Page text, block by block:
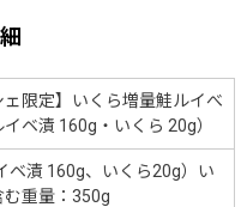
ェ限定】いくら増量鮭ルイべ
ベ漬 160g・いくら 20g）
ベ漬 160g、いくら20g）い
む重量：350g